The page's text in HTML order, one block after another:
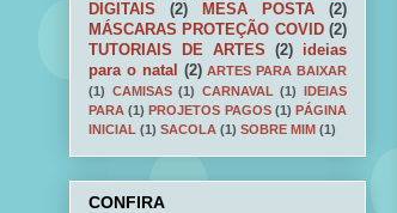
DIGITAIS
(2) MESA POSTA
(2)
MÁSCARAS PROTEÇÃO COVID (2)
TUTORIAIS DE ARTES
(2)
ideias
para o natal (2) ARTES PARA BAIXAR
(1) CAMISAS (1) CARNAVAL (1) IDEIAS
PARA (1) PROJETOS PAGOS (1) PÁGINA
INICIAL (1) SACOLA (1) SOBRE MIM (1)
CONFIRA